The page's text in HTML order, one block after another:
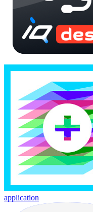
application